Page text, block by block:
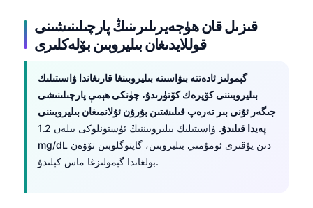
قىزىل قان ھۈجەيرىلىرىنىڭ پارچىلىنىشىنى
قوللايدىغان بىليروبىن بۆلەكلىرى
گېمولىز ئادەتتە بىۋاسىتە بىليروبىنغا قارىغاندا ۋاسىتىلىك
بىليروبىننى كۆپرەك كۆتۈرىدۇ، چۈنكى ھېمې پارچىلىنىشى
جىگەر ئۇنى بىر تەرەپ قىلىشتىن بۇرۇن ئۇلانمىغان بىليروبىننى
پەيدا قىلىدۇ.
ۋاسىتىلىك بىليروبىننىڭ ئۈستۈنلۈكى بىلەن 1.2
mg/dL دىن يۇقىرى ئومۇمىي بىليروبىن، گاپتوگلوبىن تۆۋەن
بولغاندا گېمولىزغا ماس كېلىدۇ.